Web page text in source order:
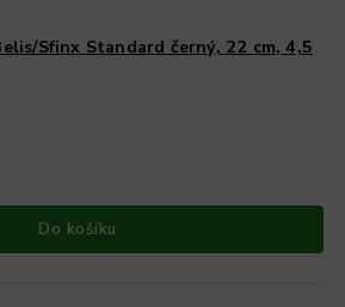
Sfinx Standard černý, 22 cm, 4,5
Do košíku